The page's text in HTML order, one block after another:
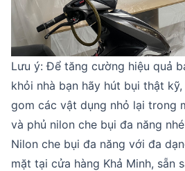
Lưu ý: Để tăng cường hiệu quả
khỏi nhà bạn hãy hút bụi thật
gom các vật dụng nhỏ lại trong
và phủ nilon che bụi đa năng
Nilon che bụi đa năng với đa
mặt tại cửa hàng Khả Minh, sẵn